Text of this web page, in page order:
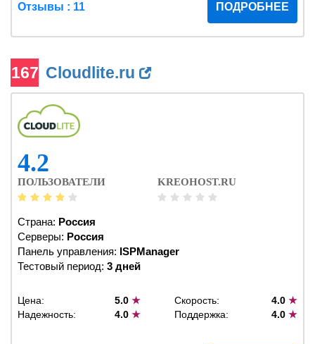
Отзывы : 11 ПОДРОБНЕЕ
167 Cloudlite.ru
4.2
ПОЛЬЗОВАТЕЛИ KREOHOST.RU
Страна: Россия
Серверы: Россия
Панель управления: ISPManager
Тестовый период: 3 дней
Цена: 5.0★ Скорость: 4.0 ★
Надежность:
4.0★ Поддержка: 4.0 ★